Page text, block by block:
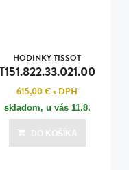
HODINKY TISSOT
615,00 €s DPH
skladom, u vás 11.8.
DO KOŠÍKA